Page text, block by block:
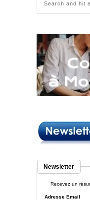
Newsletter
Recevez un
Adresse Email